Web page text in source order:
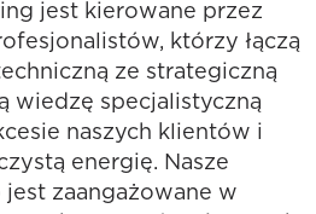
jest kierowane przez
którzy łączą
ze strategiczną
wiedzę specjalistyczną
naszych klientów i
energię. Nasze
zaangażowane w